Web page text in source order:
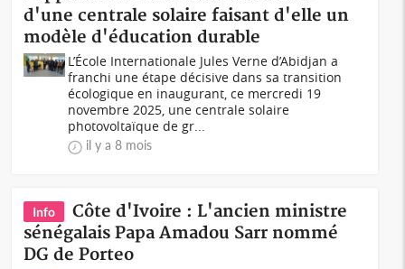
d'une centrale solaire faisant d'elle un
modèle d'éducation durable
L’École Internationale Jules Verne d’Abidjan a
franchi une étape décisive dans sa transition
écologique en inaugurant, ce mercredi 19
novembre 2025, une centrale solaire
photovoltaïque de gr...
il y a 8 mois
Info
Côte d'Ivoire : L'ancien ministre
sénégalais Papa Amadou Sarr nommé
DG de Porteo